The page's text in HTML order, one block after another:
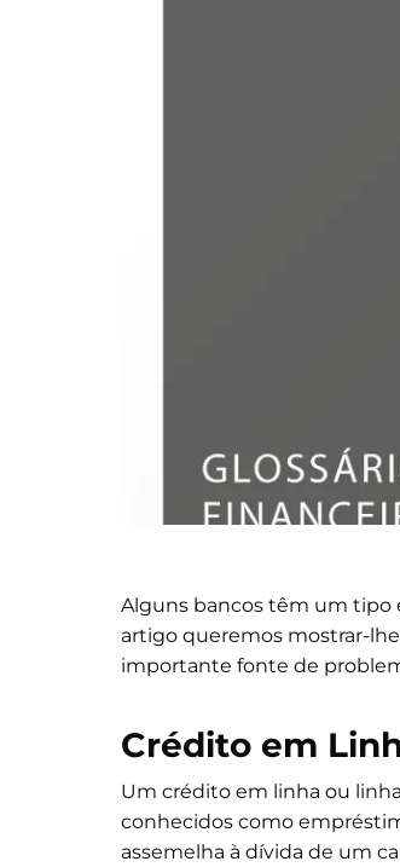
Alguns bancos têm um tipo
artigo queremos mostrar-
importante fonte de
Crédito em
Um crédito em linha ou
conhecidos como
assemelha à dívida de um